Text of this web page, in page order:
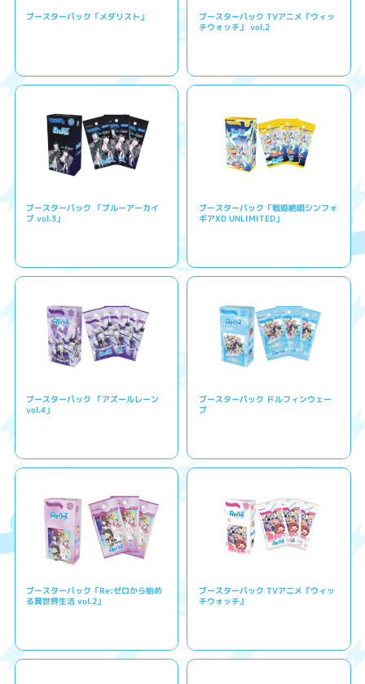
ブースターパック「メダリスト」
ブースターパック TVアニメ『ウィッ
チウォッチ』 vol.2
ブースターパック 「ブルーアーカイ
ブ vol.3」
ブースターパック「戦姫絶唱シンフォ
ギアXD UNLIMITED」
ブースターパック 「アズールレーン
vol.4」
ブースターパック ドルフィンウェー
ブ
ブースターパック「Re:ゼロから始め
る異世界生活 vol.2」
ブースターパック TVアニメ『ウィッ
チウォッチ』